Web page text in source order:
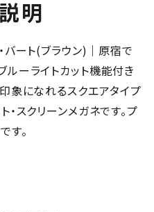
明
ート(ブラウン)｜原宿で
ーライトカット機能付き
象になれるスクエアタイプ
・スクリーンメガネです。プ
す。